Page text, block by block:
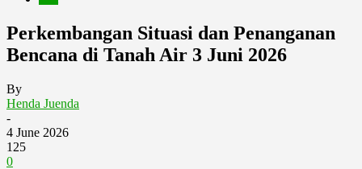
Perkembangan Situasi dan Penanganan
Bencana di Tanah Air 3 Juni 2026
By
Henda Juenda
-
4 June 2026
125
0